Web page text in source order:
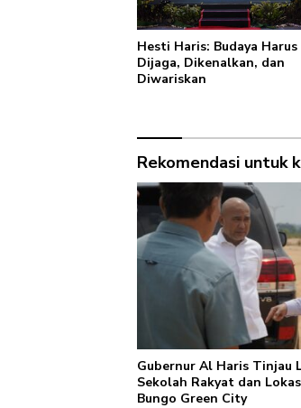
Hesti Haris: Budaya Harus
Dijaga, Dikenalkan, dan
Diwariskan
Rekomendasi untuk
Gubernur Al Haris Tinjau
Sekolah Rakyat dan
Bungo Green City